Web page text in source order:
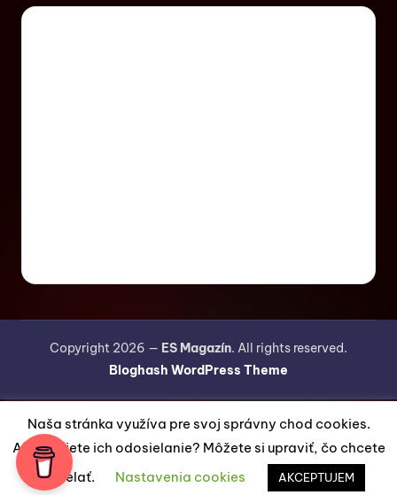
Copyright 2026 — ES Magazín. All rights reserved.
Bloghash WordPress Theme
Naša stránka využíva pre svoj správny chod cookies.
Akceptujete ich odosielanie? Môžete si upraviť, čo chcete
odosielať.
Nastavenia cookies AKCEPTUJEM